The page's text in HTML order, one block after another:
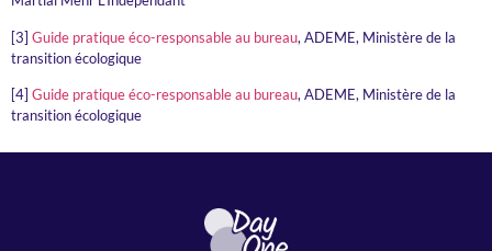
[3] Guide pratique éco-responsable au bureau, ADEME, Ministère de la
transition écologique
[4] Guide pratique éco-responsable au bureau, ADEME, Ministère de la
transition écologique